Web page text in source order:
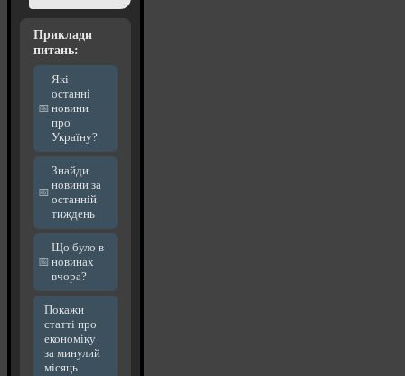
Приклади
питань:
Які
останні
новини
про
Україну?
Знайди
новини за
останній
тиждень
Що було в
новинах
вчора?
Покажи
статті про
економіку
за минулий
місяць